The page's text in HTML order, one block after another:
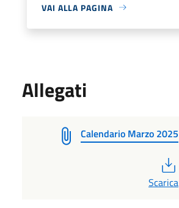
VAI ALLA PAGINA
Allegati
Calendario Marzo 2025
Scarica